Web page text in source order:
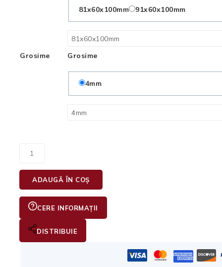
81x60x100mm
91x60x100mm
Grosime Grosime
4mm
ADAUGĂ ÎN COȘ
CERE INFORMAȚII
DISTRIBUIE